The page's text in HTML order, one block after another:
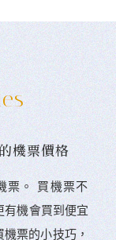
機票價格
票。 󠀠買機票不
有機會買到便宜
票的小技巧，